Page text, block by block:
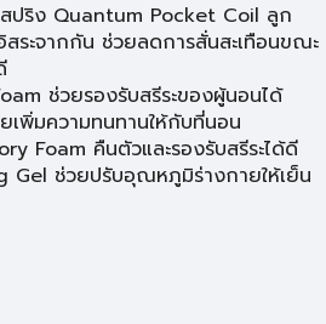
ปริง Quantum Pocket Coil ลูก
ระจากกัน ช่วยลดการสั่นสะเทือนขณะ
ช่วยรองรับสรีระของผู้นอนได้
เพิ่มความทนทานให้กับที่นอน
Foam คืนตัวและรองรับสรีระได้ดี
Gel ช่วยปรับอุณหภูมิร่างกายให้เย็น